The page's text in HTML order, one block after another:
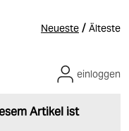
Neueste / Älteste
Artikel ist
einloggen